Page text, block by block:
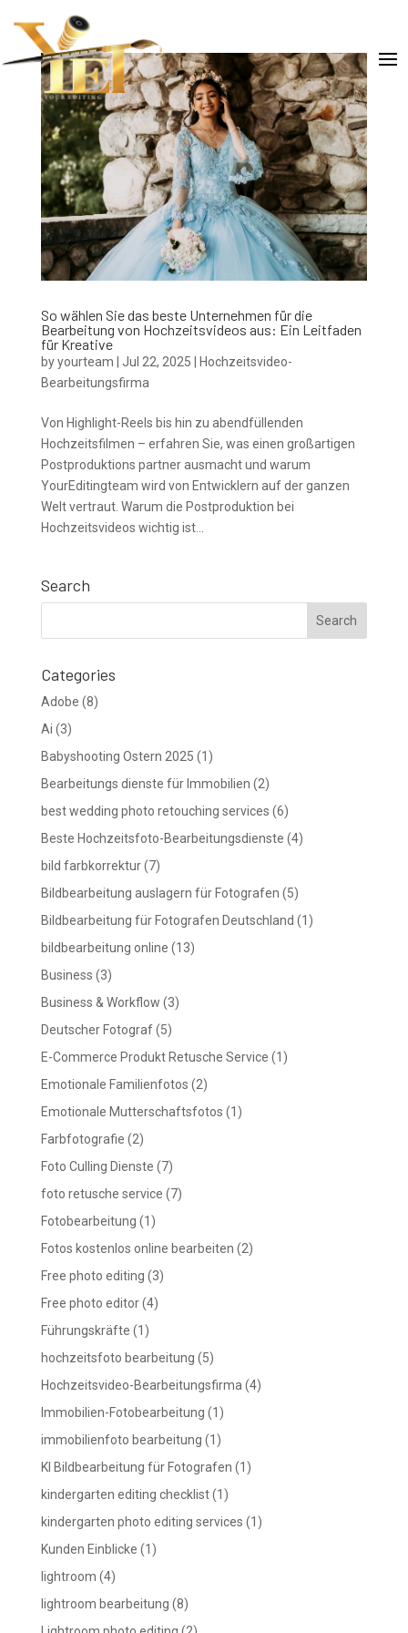
So wählen Sie das beste Unternehmen für die
Bearbeitung von Hochzeitsvideos aus: Ein Leitfaden
für Kreative
byyourteam Jul 22, 2025
Hochzeitsvideo-
Bearbeitungsfirma
Von Highlight-Reels bis hin zu abendfüllenden
Hochzeitsfilmen – erfahren Sie, was einen großartigen
Postproduktions partner ausmacht und warum
YourEditingteam wird von Entwicklern auf der ganzen
Welt vertraut. Warum die Postproduktion bei
Hochzeitsvideos wichtig ist...
Search
Categories
Adobe (8)
Ai (3)
Babyshooting Ostern 2025 (1)
Bearbeitungs dienste für Immobilien (2)
best wedding photo retouching services (6)
Beste Hochzeitsfoto-Bearbeitungsdienste (4)
bild farbkorrektur(7)
Bildbearbeitung auslagern für Fotografen (5)
Bildbearbeitung für Fotografen Deutschland (1)
bildbearbeitung online (13)
Business (3)
Business & Workflow (3)
Deutscher Fotograf(5)
E-Commerce Produkt Retusche Service (1)
Emotionale Familienfotos (2)
Emotionale Mutterschaftsfotos (1)
Farbfotografie (2)
Foto Culling Dienste (7)
foto retusche service (7)
Fotobearbeitung (1)
Fotos kostenlos online bearbeiten (2)
Free photo editing (3)
Free photo editor(4)
Führungskräfte (1)
hochzeitsfoto bearbeitung (5)
Hochzeitsvideo-Bearbeitungsfirma (4)
Immobilien-Fotobearbeitung (1)
immobilienfoto bearbeitung (1)
KI Bildbearbeitung für Fotografen (1)
kindergarten editing checklist(1)
kindergarten photo editing services (1)
Kunden Einblicke (1)
lightroom (4)
lightroom bearbeitung (8)